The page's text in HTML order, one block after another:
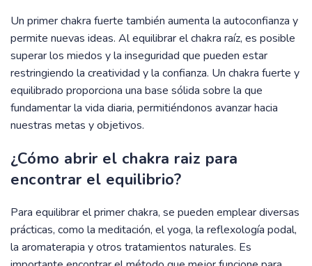
Un primer chakra fuerte también aumenta la autoconfianza y
permite nuevas ideas. Al equilibrar el chakra raíz, es posible
superar los miedos y la inseguridad que pueden estar
restringiendo la creatividad y la confianza. Un chakra fuerte y
equilibrado proporciona una base sólida sobre la que
fundamentar la vida diaria, permitiéndonos avanzar hacia
nuestras metas y objetivos.
¿Cómo abrir el chakra raiz para
encontrar el equilibrio?
Para equilibrar el primer chakra, se pueden emplear diversas
prácticas, como la meditación, el yoga, la reflexología podal,
la aromaterapia y otros tratamientos naturales. Es